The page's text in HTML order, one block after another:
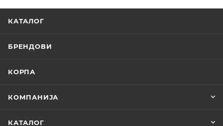
КАТАЛОГ
БРЕНДОВИ
КОРПА
КОМПАНИЈА
КАТАЛОГ